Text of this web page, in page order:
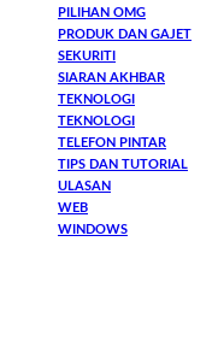
PILIHAN OMG
PRODUK DAN GAJET
SEKURITI
SIARAN AKHBAR
TEKNOLOGI
TEKNOLOGI
TELEFON PINTAR
TIPS DAN TUTORIAL
ULASAN
WEB
WINDOWS